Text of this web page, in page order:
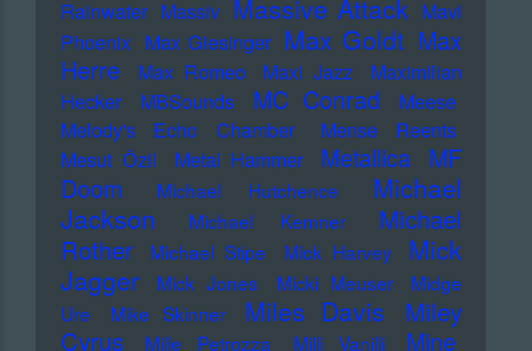
Rainwater Massiv Massive Attack Mavi
Phoenix Max Giesinger Max Goldt Max
Herre
Max Romeo Maxi Jazz
Maximilian
Hecker
MBSounds MC Conrad
Meese
Melody's Echo Chamber
Mense Reents
Mesut Özil
Metal Hammer Metallica MF
Doom
Michael Hutchence
Michael
Jackson
Michael Kemner
Michael
Rother
Michael Stipe Mick Harvey
Mick
Jagger
Mick Jones Micki Meuser
Midge
Ure
Mike Skinner Miles Davis
Miley
Cyrus
Mille Petrozza Milli Vanilli Mine